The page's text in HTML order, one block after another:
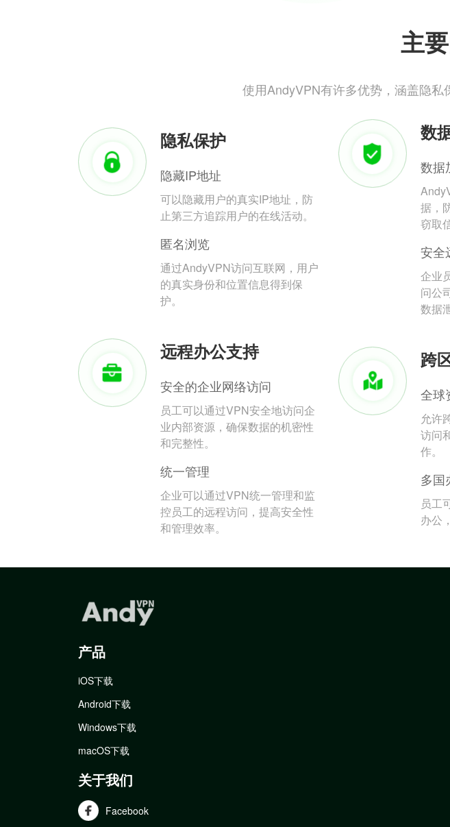
主
使用AndyVPN有许多优势，涵盖隐
隐私保护
隐藏IP地址
可以隐藏用户的真实IP地址，防
止第三方追踪用户的在线活动。
匿名浏览
通过AndyVPN访问互联网，用户
的真实身份和位置信息得到保
护。
数
数据
据，
窃取
安全
企业
问公
数据
远程办公支持
安全的企业网络访问
员工可以通过VPN安全地访问企
业内部资源，确保数据的机密性
和完整性。
统一管理
企业可以通过VPN统一管理和监
控员工的远程访问，提高安全性
和管理效率。
跨
全球
允许
访问
作。
多国
员工
办公
产品
iOS下载
Android下载
Windows下载
macOS下载
关于我们
Facebook